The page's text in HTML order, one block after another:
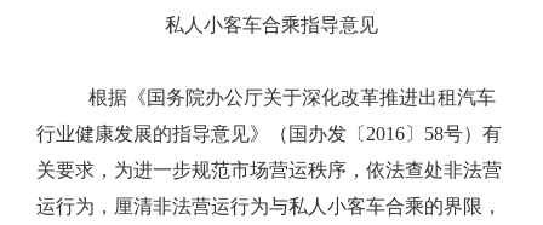
数据专题
私人小客车合乘指导意见
根据《国务院办公厅关于深化改革推进出租汽车
行业健康发展的指导意见》
（ 国办发 〔 2016〕 58号） 有
关要求，为进一步规范市场营运秩序，依法查处非法营
运行为，厘清非法营运行为与私人小客车合乘的界限，